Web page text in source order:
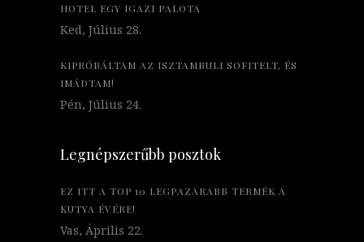
HOTEL EGY IGAZI PALOTA
Ked, Július 28.
KIPRÓBÁLTAM AZ ISZTAMBULI SOFITELT, ÉS
IMÁDTAM!
Pén, Július 24.
Legnépszerűbb posztok
EZ ITT A TOP 10 LEGPAZARABB TERMÉK A
KUTYA ÉVÉRE!
Vas, Április 22.